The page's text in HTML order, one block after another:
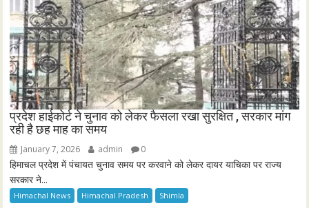
प्रदेश हाईकोर्ट ने चुनाव को लेकर फैसला रखा सुरक्षित , सरकार मांग
रही है छह माह का समय
January 7, 2026 admin 0
हिमाचल प्रदेश में पंचायत चुनाव समय पर करवाने को लेकर दायर याचिका पर राज्य
सरकार ने...
Himachal News Himachal Pradesh Shimla